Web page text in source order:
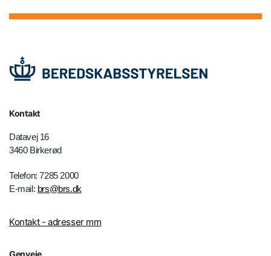
Kontakt
Datavej 16
3460 Birkerød
Telefon: 7285 2000
E-mail: brs@brs.dk
Kontakt - adresser mm